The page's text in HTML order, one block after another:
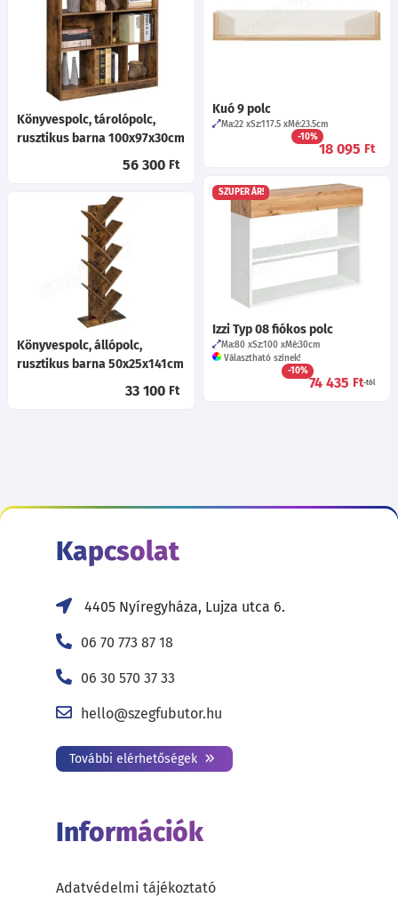
Kuó 9 polc
Ma:22 Sz:117.5 Mé:23.5cm
-10%
18 095 Ft
Könyvespolc, tárolópolc,
rusztikus barna 100x97x30cm
56 300 Ft
SZUPER ÁR!
Izzi Typ 08 fiókos polc
Ma:80 Sz:100 Mé:30cm
Választható színek!
-10%
74 435 Ft-tól
Könyvespolc, állópolc,
rusztikus barna 50x25x141cm
33 100 Ft
Kapcsolat
4405 Nyíregyháza, Lujza utca 6.
06 70 773 87 18
06 30 570 37 33
hello@szegfubutor.hu
További elérhetőségek
Információk
Adatvédelmi tájékoztató